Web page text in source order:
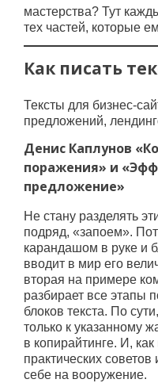
мастерства? Тут
тех частей, которые
Как писать
Тексты для бизнес-
предложений,
Денис Каплунов
поражения» и
предложение»
Не стану разделять
подряд, «запоем».
карандашом в руке и
вводит в мир его
вторая на примере
разбирает все этапы
блоков текста. По
только к указанному
в копирайтинге. И,
практических
себе на вооружение.